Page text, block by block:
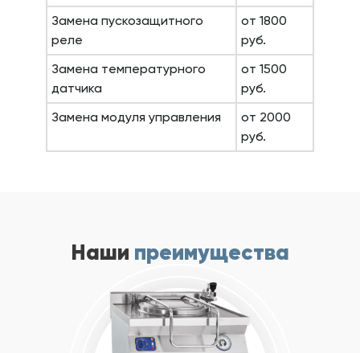
Замена пускозащитного
реле
от 1800
руб.
Замена температурного
датчика
от 1500
руб.
Замена модуля управления
от 2000
руб.
Наши преимущества